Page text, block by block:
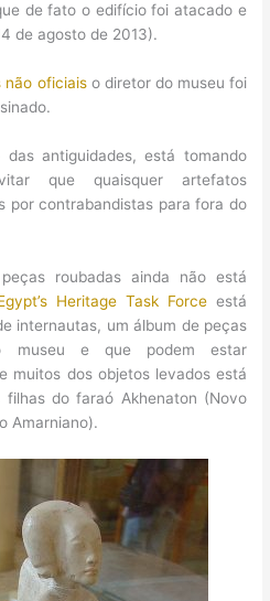
de fato o edifício foi atacado e
de agosto de 2013).
não oficiaiso diretor do museu foi
das antiguidades, está tomando
que quaisquer artefatos
por contrabandistas para fora do
roubadas ainda não está
Heritage Task Forceestá
internautas, um álbum de peças
museu e que podem estar
muitos dos objetos levados está
do faraó Akhenaton (Novo
Amarniano).